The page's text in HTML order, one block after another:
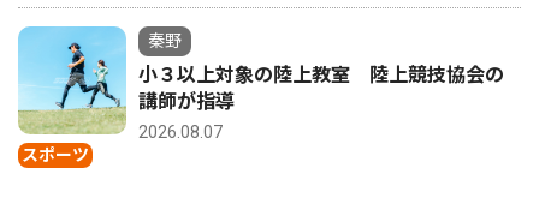
スポーツ
秦野
小３以上対象の陸上教室 陸上競技協会の
講師が指導
2026.08.07